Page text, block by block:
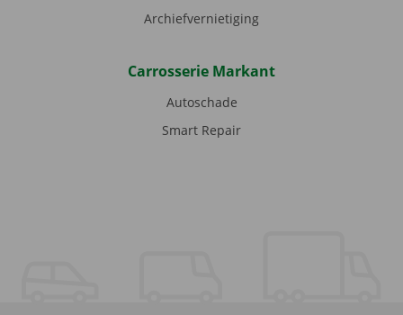
Archiefvernietiging
Carrosserie Markant
Autoschade
Smart Repair